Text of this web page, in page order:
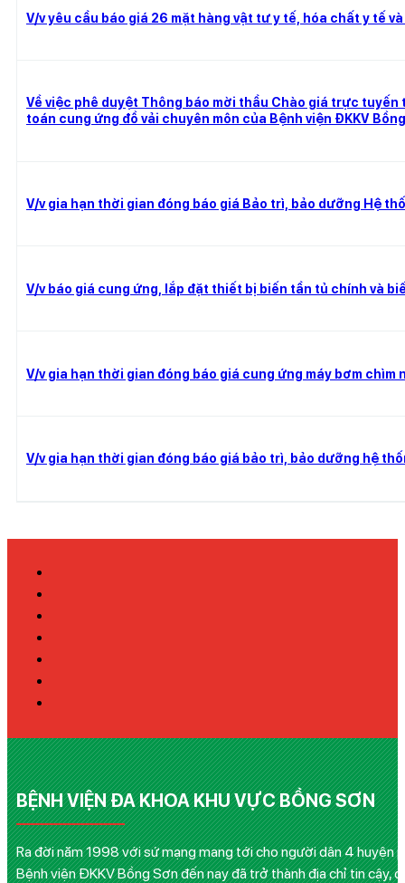
V/v yêu cầu báo giá 26 mặt hàng vật tư y tế, hóa chất y tế
Về việc phê duyệt Thông báo mời thầu Chào giá trực
toán cung ứng đồ vải chuyên môn của Bệnh viện ĐKKV
V/v gia hạn thời gian đóng báo giá Bảo trì, bảo dưỡng Hệ
V/v báo giá cung ứng, lắp đặt thiết bị biến tần tủ chính và
V/v gia hạn thời gian đóng báo giá cung ứng máy bơm chìm
V/v gia hạn thời gian đóng báo giá bảo trì, bảo dưỡng hệ
BỆNH VIỆN ĐA KHOA KHU VỰC BỒNG SƠN
Ra đời năm 1998 với sứ mạng mang tới cho người dân 4 huyện
Bệnh viện ĐKKV Bồng Sơn đến nay đã trở thành địa chỉ tin cậy,